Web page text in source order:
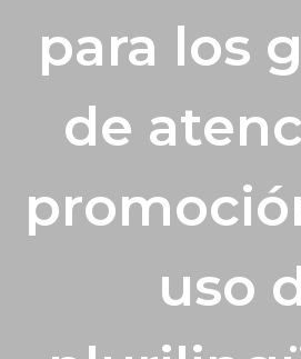
para los
de
uso